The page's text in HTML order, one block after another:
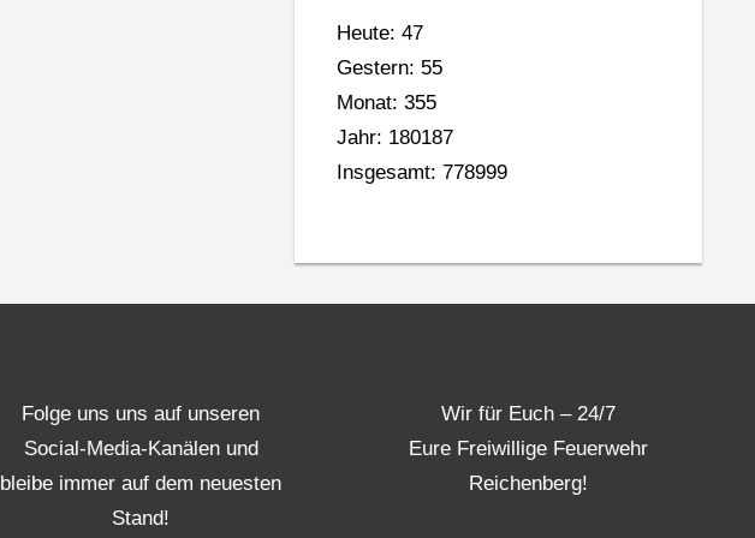
Heute: 47
Gestern: 55
Monat: 355
Jahr: 180187
Insgesamt: 778999
Folge uns uns auf unseren
Social-Media-Kanälen und
bleibe immer auf dem neuesten
Stand!
Wir für Euch – 24/7
Eure Freiwillige Feuerwehr
Reichenberg!